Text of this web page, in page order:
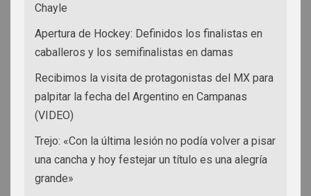
Chayle
Apertura de Hockey: Definidos los finalistas en
caballeros y los semifinalistas en damas
Recibimos la visita de protagonistas del MX para
palpitar la fecha del Argentino en Campanas
(VIDEO)
Trejo: «Con la última lesión no podía volver a pisar
una cancha y hoy festejar un título es una alegría
grande»